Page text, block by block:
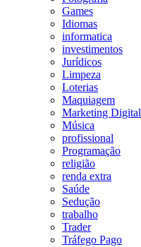
Games
Idiomas
informatica
investimentos
Jurídicos
Limpeza
Loterias
Maquiagem
Marketing Digital
Música
profissional
Programação
religião
renda extra
Saúde
Sedução
trabalho
Trader
Tráfego Pago